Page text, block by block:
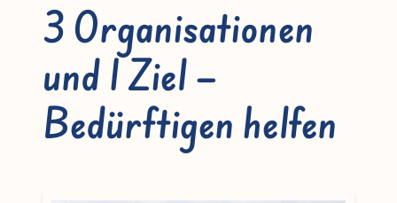
3 Organisationen
und 1 Ziel –
Bedürftigen helfen